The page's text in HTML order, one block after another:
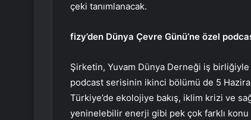
çeki tanımlanacak.
fizy’den Dünya Çevre Günü’ne özel
Şirketin, Yuvam Dünya Derneği iş birliğiyle
podcast serisinin ikinci bölümü de 5
Türkiye’de ekolojiye bakış, iklim krizi ve
yeninelebilir enerji gibi pek çok farklı konu